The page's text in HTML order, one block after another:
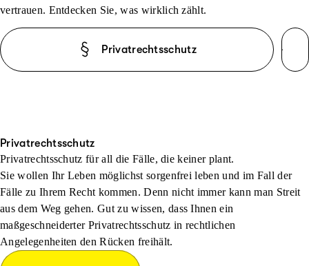
vertrauen. Entdecken Sie, was wirklich zählt.
Privatrechtsschutz
Privatrechtsschutz
Privatrechtsschutz für all die Fälle, die keiner plant.
Sie wollen Ihr Leben möglichst sorgenfrei leben und im Fall der
Fälle zu Ihrem Recht kommen. Denn nicht immer kann man Streit
aus dem Weg gehen. Gut zu wissen, dass Ihnen ein
maßgeschneiderter Privatrechtsschutz in rechtlichen
Angelegenheiten den Rücken freihält.